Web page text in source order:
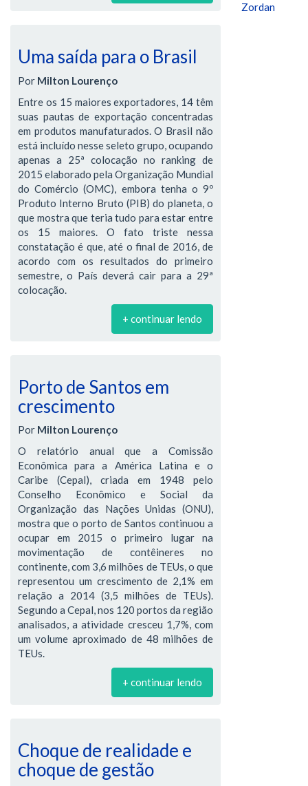
Uma saída para o Brasil
Por Milton Lourenço
Entre os 15 maiores exportadores, 14 têm
suas pautas de exportação concentradas
em produtos manufaturados. O Brasil não
está incluído nesse seleto grupo, ocupando
apenas a 25ª colocação no ranking de
2015 elaborado pela Organização Mundial
do Comércio (OMC), embora tenha o 9º
Produto Interno Bruto (PIB) do planeta, o
que mostra que teria tudo para estar entre
os 15 maiores. O fato triste nessa
constatação é que, até o final de 2016, de
acordo com os resultados do primeiro
semestre, o País deverá cair para a 29ª
colocação.
+ continuar lendo
Porto de Santos em
crescimento
Por Milton Lourenço
O relatório anual que a Comissão
Econômica para a América Latina e o
Caribe (Cepal), criada em 1948 pelo
Conselho Econômico e Social da
Organização das Nações Unidas (ONU),
mostra que o porto de Santos continuou a
ocupar em 2015 o primeiro lugar na
movimentação de contêineres no
continente, com 3,6 milhões de TEUs, o que
representou um crescimento de 2,1% em
relação a 2014 (3,5 milhões de TEUs).
Segundo a Cepal, nos 120 portos da região
analisados, a atividade cresceu 1,7%, com
um volume aproximado de 48 milhões de
TEUs.
+ continuar lendo
Choque de realidade e
choque de gestão
Zordan